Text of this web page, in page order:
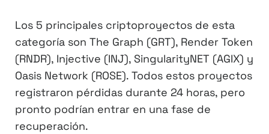
Los 5 principales criptoproyectos de esta
categoría son The Graph (GRT), Render Token
(RNDR), Injective (INJ), SingularityNET (AGIX) y
Oasis Network (ROSE). Todos estos proyectos
registraron pérdidas durante 24 horas, pero
pronto podrían entrar en una fase de
recuperación.